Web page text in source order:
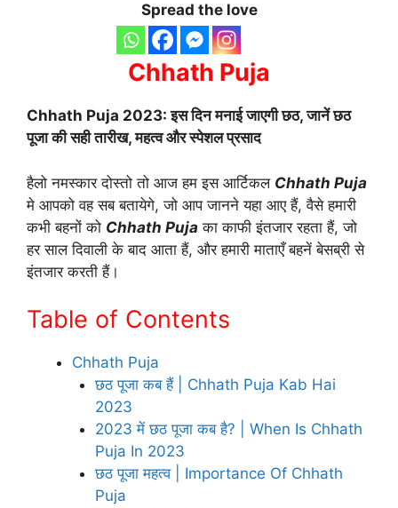
Spread the love
Chhath Puja
Chhath Puja 2023: इस दिन मनाई जाएगी छठ, जानें छठ
पूजा की सही तारीख, महत्व और स्पेशल प्रसाद
हैलो नमस्कार दोस्तो तो आज हम इस आर्टिकल Chhath Puja
मे आपको वह सब बतायेगे, जो आप जानने यहा आए हैं, वैसे हमारी
कभी बहनों को Chhath Puja का काफी इंतजार रहता हैं, जो
हर साल दिवाली के बाद आता हैं, और हमारी माताएँ बहनें बेसब्री से
इंतजार करती हैं।
Table of Contents
Chhath Puja
छठ पूजा कब हैं | Chhath Puja Kab Hai
2023
2023 में छठ पूजा कब है? | When Is Chhath
Puja In 2023
छठ पूजा महत्व | Importance Of Chhath
Puja